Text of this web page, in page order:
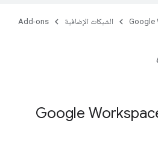
Google الشبكات الإضافية
Add-ons